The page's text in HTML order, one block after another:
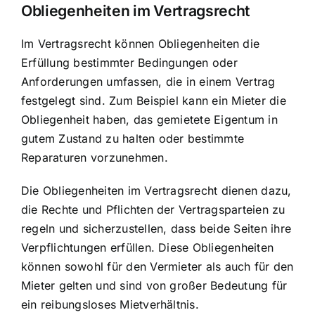
Obliegenheiten im Vertragsrecht
Im Vertragsrecht können Obliegenheiten die
Erfüllung bestimmter Bedingungen oder
Anforderungen umfassen, die in einem Vertrag
festgelegt sind. Zum Beispiel kann ein Mieter die
Obliegenheit haben, das gemietete Eigentum in
gutem Zustand zu halten oder bestimmte
Reparaturen vorzunehmen.
Die Obliegenheiten im Vertragsrecht dienen dazu,
die Rechte und Pflichten der Vertragsparteien zu
regeln und sicherzustellen, dass beide Seiten ihre
Verpflichtungen erfüllen. Diese Obliegenheiten
können sowohl für den Vermieter als auch für den
Mieter gelten und sind von großer Bedeutung für
ein reibungsloses Mietverhältnis.